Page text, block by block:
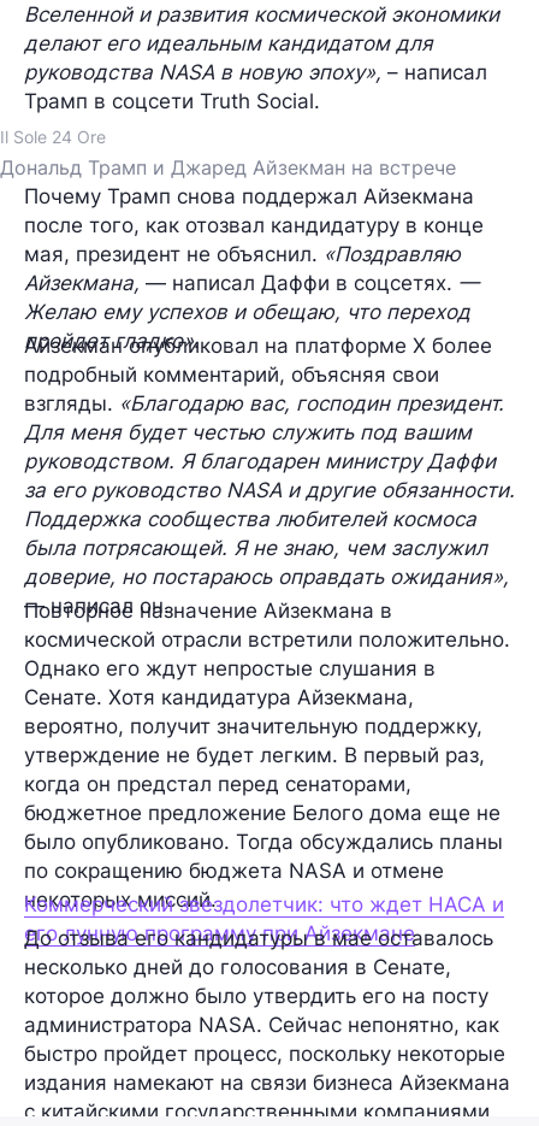
Вселенной и развития космической экономики
делают его идеальным кандидатом для
руководства NASA в новую эпоху», – написал
Трамп в соцсети Truth Social.
Il Sole 24 Ore
Дональд Трамп и Джаред Айзекман на встрече
Почему Трамп снова поддержал Айзекмана
после того, как отозвал кандидатуру в конце
мая, президент не объяснил. «Поздравляю
Айзекмана, — написал Даффи в соцсетях. —
Желаю ему успехов и обещаю, что переход
пройдет гладко».
Айзекман опубликовал на платформе X более
подробный комментарий, объясняя свои
взгляды. «Благодарю вас, господин президент.
Для меня будет честью служить под вашим
руководством. Я благодарен министру Даффи
за его руководство NASA и другие обязанности.
Поддержка сообщества любителей космоса
была потрясающей. Я не знаю, чем заслужил
доверие, но постараюсь оправдать ожидания»,
— написал он.
Повторное назначение Айзекмана в
космической отрасли встретили положительно.
Однако его ждут непростые слушания в
Сенате. Хотя кандидатура Айзекмана,
вероятно, получит значительную поддержку,
утверждение не будет легким. В первый раз,
когда он предстал перед сенаторами,
бюджетное предложение Белого дома еще не
было опубликовано. Тогда обсуждались планы
по сокращению бюджета NASA и отмене
некоторых миссий.
Коммерческий звездолетчик: что ждет НАСА и
его лунную программу при Айзекмане
До отзыва его кандидатуры в мае оставалось
несколько дней до голосования в Сенате,
которое должно было утвердить его на посту
администратора NASA. Сейчас непонятно, как
быстро пройдет процесс, поскольку некоторые
издания намекают на связи бизнеса Айзекмана
с китайскими государственными компаниями.